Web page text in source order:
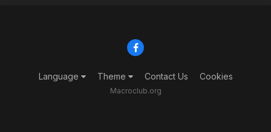
Language Theme Contact Us Cookies
Macroclub.org